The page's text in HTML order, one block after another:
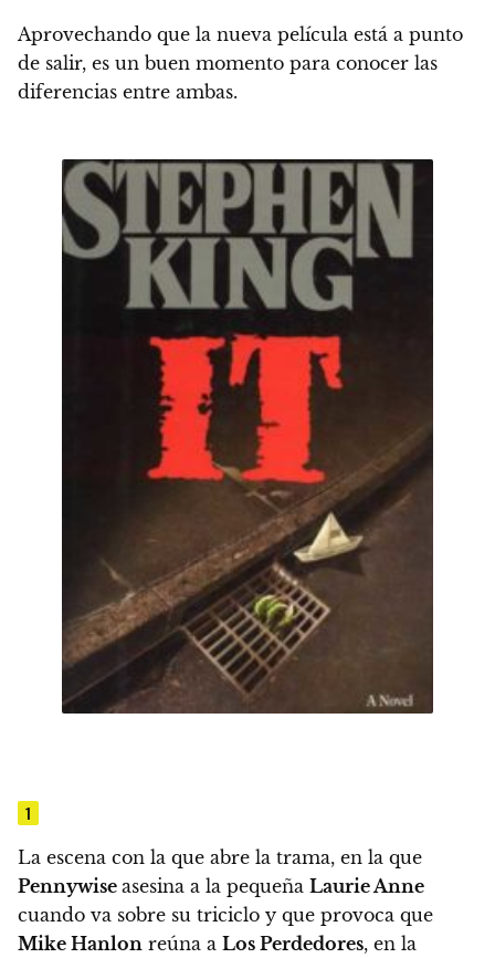
Aprovechando que la nueva película está a punto
de salir, es un buen momento para conocer las
diferencias entre ambas.
1
La escena con la que abre la trama, en la que
Pennywise asesina a la pequeña Laurie Anne
cuando va sobre su triciclo y que provoca que
Mike Hanlon reúna a Los Perdedores, en la